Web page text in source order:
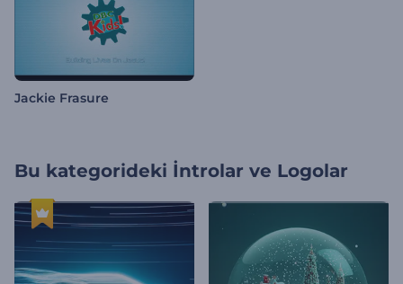
Jackie Frasure
Bu kategorideki İntrolar ve Logolar